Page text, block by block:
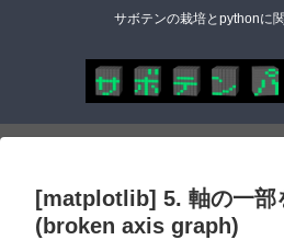
サボテンの栽培とpythonに
[matplotlib] 5. 軸の一部
(broken axis graph)